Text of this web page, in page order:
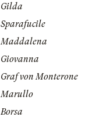
Gilda
Sparafucile
Maddalena
Giovanna
Graf von Monterone
Marullo
Borsa